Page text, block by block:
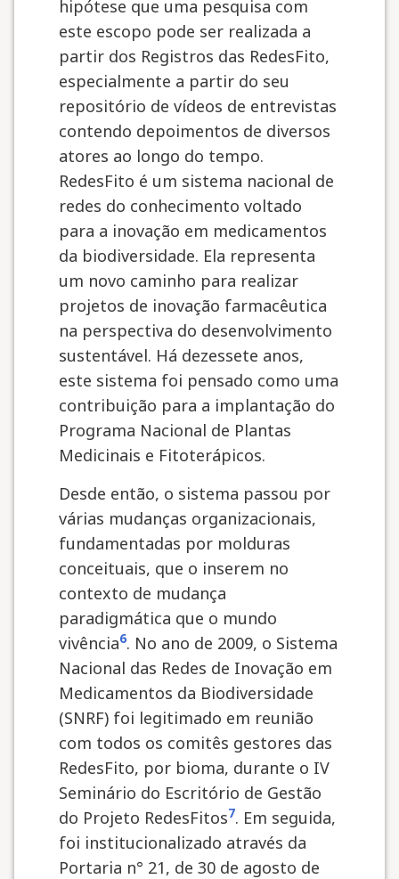
hipótese que uma pesquisa com
este escopo pode ser realizada a
partir dos Registros das RedesFito,
especialmente a partir do seu
repositório de vídeos de entrevistas
contendo depoimentos de diversos
atores ao longo do tempo.
RedesFito é um sistema nacional de
redes do conhecimento voltado
para a inovação em medicamentos
da biodiversidade. Ela representa
um novo caminho para realizar
projetos de inovação farmacêutica
na perspectiva do desenvolvimento
sustentável. Há dezessete anos,
este sistema foi pensado como uma
contribuição para a implantação do
Programa Nacional de Plantas
Medicinais e Fitoterápicos.
Desde então, o sistema passou por
várias mudanças organizacionais,
fundamentadas por molduras
conceituais, que o inserem no
contexto de mudança
paradigmática que o mundo
vivência6. No ano de 2009, o Sistema
Nacional das Redes de Inovação em
Medicamentos da Biodiversidade
(SNRF) foi legitimado em reunião
com todos os comitês gestores das
RedesFito, por bioma, durante o IV
Seminário do Escritório de Gestão
do Projeto RedesFitos7. Em seguida,
foi institucionalizado através da
Portaria n° 21, de 30 de agosto de